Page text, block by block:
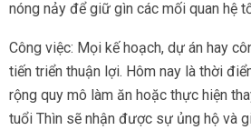
nóng nảy để giữ gìn các mối quan hệ
Công việc: Mọi kế hoạch, dự án hay
tiến triển thuận lợi. Hôm nay là thời
rộng quy mô làm ăn hoặc thực hiện
tuổi Thìn sẽ nhận được sự ủng hộ và